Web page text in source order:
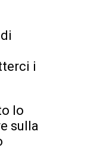
i
lo
sulla